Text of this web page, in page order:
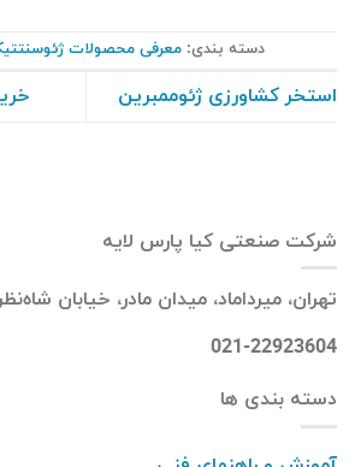
شرکت صنعتی کیا پارس لایه
تهران، میرداماد، میدان مادر، خیابان
021-22923604
دسته بندی ها
دسته بندی:معرفی محصولات
استخر کشاورزی ژئوممبرین